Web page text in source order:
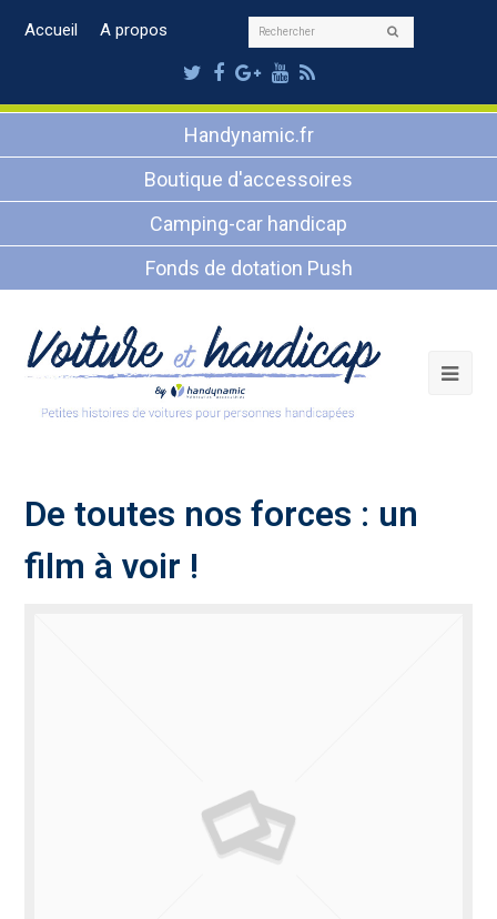
Accueil A propos Rechercher
Twitter
Facebook
Google
Plus
Youtube
RSS
Handynamic.fr
Boutique d'accessoires
Camping-car handicap
Fonds de dotation Push
De toutes nos forces : un
film à voir !